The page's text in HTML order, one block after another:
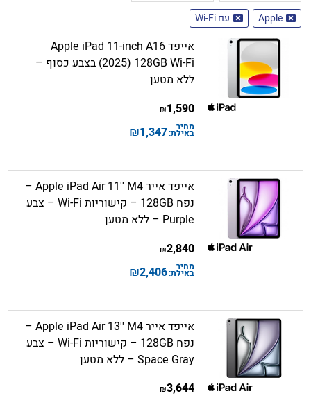
Apple
עם Wi-Fi
אייפד Apple iPad 11-inch A16
(2025) 128GB Wi-Fi בצבע כסוף –
ללא מטען
1,590
₪
מחיר
באילת:1,347
₪
אייפד אייר Apple iPad Air 11'' M4 –
נפח 128GB – קישוריות Wi-Fi – צבע
Purple – ללא מטען
2,840
₪
מחיר
באילת:2,406
₪
אייפד אייר Apple iPad Air 13'' M4 –
נפח 128GB – קישוריות Wi-Fi – צבע
Space Gray – ללא מטען
3,644
₪